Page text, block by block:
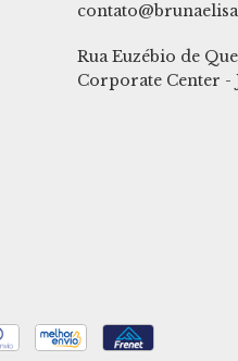
Rua Euzébio de
Corporate Center -